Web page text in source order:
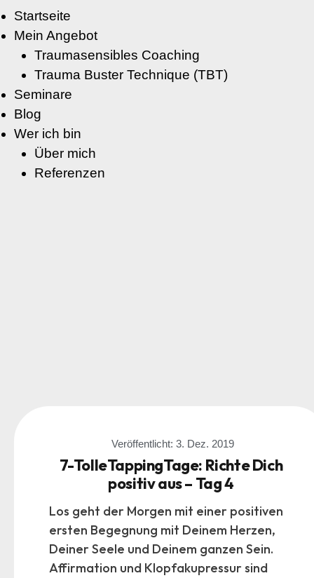
Startseite
Mein Angebot
Traumasensibles Coaching
Trauma Buster Technique (TBT)
Seminare
Blog
Wer ich bin
Über mich
Referenzen
Veröffentlicht: 3. Dez. 2019
7-TolleTappingTage: Richte Dich
positiv aus – Tag 4
Los geht der Morgen mit einer positiven
ersten Begegnung mit Deinem Herzen,
Deiner Seele und Deinem ganzen Sein.
Affirmation und Klopfakupressur sind